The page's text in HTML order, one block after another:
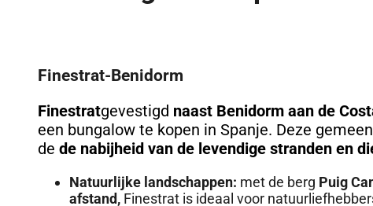
Finestrat-Benidorm
Finestratgevestigd naast Benidorm aan de
een bungalow te kopen in Spanje. Deze
de de nabijheid van de levendige stranden en
Natuurlijke landschappen: met de berg Puig
afstand,Finestrat is ideaal voor